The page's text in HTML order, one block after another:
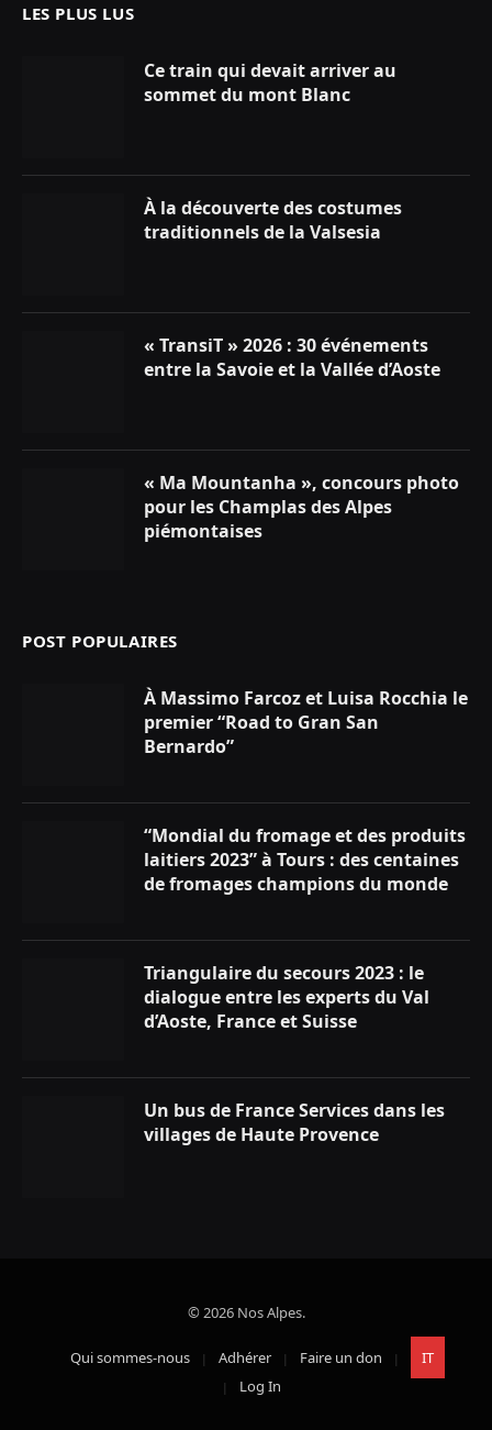
LES PLUS LUS
Ce train qui devait arriver au
sommet du mont Blanc
À la découverte des costumes
traditionnels de la Valsesia
« TransiT » 2026 : 30 événements
entre la Savoie et la Vallée d’Aoste
« Ma Mountanha », concours photo
pour les Champlas des Alpes
piémontaises
POST POPULAIRES
À Massimo Farcoz et Luisa Rocchia le
premier “Road to Gran San
Bernardo”
“Mondial du fromage et des produits
laitiers 2023” à Tours : des centaines
de fromages champions du monde
Triangulaire du secours 2023 : le
dialogue entre les experts du Val
d’Aoste, France et Suisse
Un bus de France Services dans les
villages de Haute Provence
© 2026 Nos Alpes.
Qui sommes-nous Adhérer Faire un don
IT
Log In